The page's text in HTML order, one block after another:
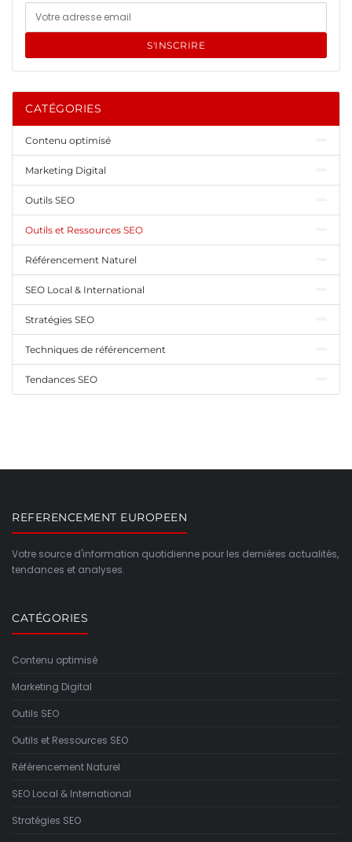
S'INSCRIRE
CATÉGORIES
Contenu optimisé
Marketing Digital
Outils SEO
Outils et Ressources SEO
Référencement Naturel
SEO Local & International
Stratégies SEO
Techniques de référencement
Tendances SEO
REFERENCEMENT EUROPEEN
Votre source d'information quotidienne pour les dernières actualités,
tendances et analyses.
CATÉGORIES
Contenu optimisé
Marketing Digital
Outils SEO
Outils et Ressources SEO
Référencement Naturel
SEO Local & International
Stratégies SEO